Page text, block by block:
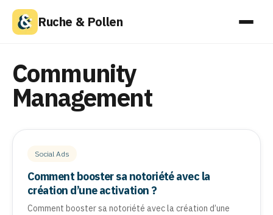
Ruche & Pollen
Community
Management
Social Ads
Comment booster sa notoriété avec la
création d’une activation ?
Comment booster sa notoriété avec la création d’une